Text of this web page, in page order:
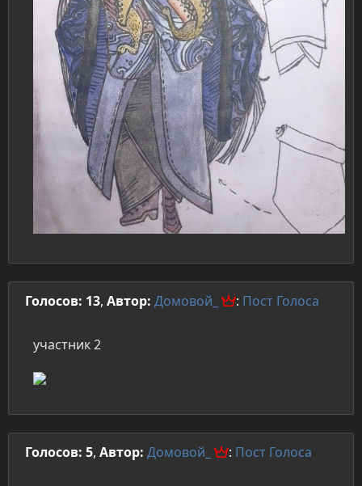
Голосов: 13, Автор: Домовой_ : Пост Голоса
участник 2
Голосов: 5, Автор: Домовой_ : Пост Голоса